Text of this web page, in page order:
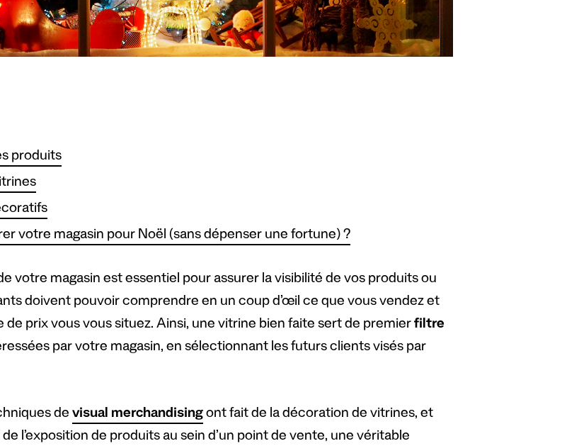
produits
votre magasin pour Noël (sans dépenser une fortune) ?
votre magasin est essentiel pour assurer la visibilité de vos produits ou
doivent pouvoir comprendre en un coup d’œil ce que vous vendez et
de prix vous vous situez. Ainsi, une vitrine bien faite sert de premierfiltre
par votre magasin, en sélectionnant les futurs clients visés par
de visual merchandisingont fait de la décoration de vitrines, et
l’exposition de produits au sein d’un point de vente, une véritable